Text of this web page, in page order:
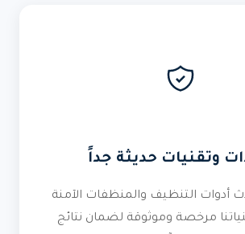
وتقنيات حديثة جداً
أدوات التنظيف والمنظفات الآمنة
مرخصة وموثوقة لضمان نتائج